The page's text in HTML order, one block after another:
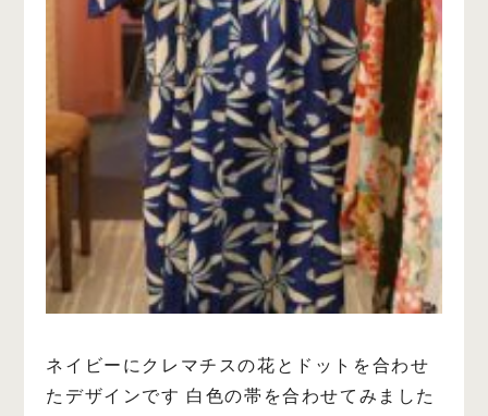
ネイビーにクレマチスの花とドットを合わせ
たデザインです 白色の帯を合わせてみました